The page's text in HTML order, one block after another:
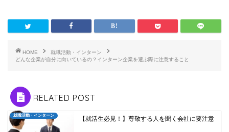
HOME
就職活動・インターン
どんな企業が自分に向いているの？インターン企業を選ぶ際に注意すること
RELATED POST
就職活動・インターン 【就活生必見！】尊敬する人を聞く会社に要注意